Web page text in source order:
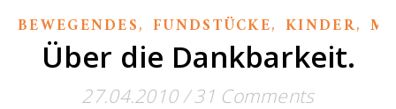
BEWEGENDES, FUNDSTÜCKE, KINDER,
Über die Dankbarkeit.
27.04.2010 / 31 Comments